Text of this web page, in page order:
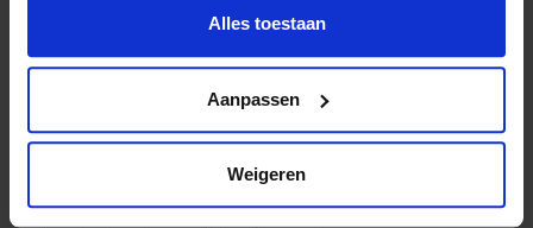
Alles toestaan
Aanpassen
Weigeren
intermediairs dan ook op om zoveel mogelijk te vertellen
zo. Er is altijd wel iemand die dat weer verder verspreidt.”
Naar een gesprek met een aanvrager nemen de
vrijwilligers altijd twee flyers mee. “We vragen hen: als je
de flyer in de bus. En dat werkt! We blijven zoeken naar dat
soort slimme manieren, want geen enkel kind mag buiten